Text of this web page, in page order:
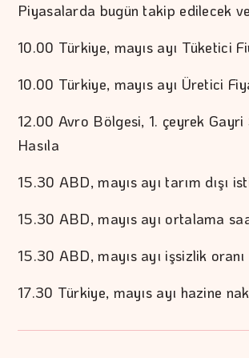
Piyasalarda bugün takip edilecek
10.00 Türkiye, mayıs ayı Tüketici
10.00 Türkiye, mayıs ayı Üretici
12.00 Avro Bölgesi, 1. çeyrek Gayri
Hasıla
15.30 ABD, mayıs ayı tarım dışı
15.30 ABD, mayıs ayı ortalama
15.30 ABD, mayıs ayı işsizlik oranı
17.30 Türkiye, mayıs ayı hazine